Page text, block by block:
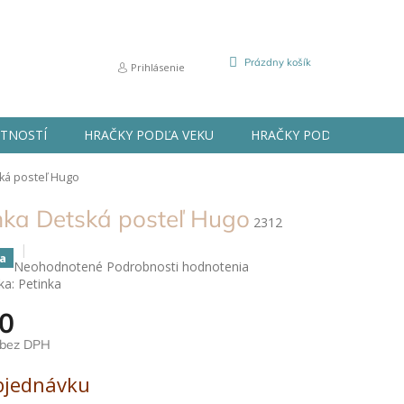
Prihlásenie
NÁKUPNÝ
Prázdny košík
HRAČKY PODĽA VEKU HRAČKY PODĽA
posteľ Hugo
Detská posteľ Hugo 2312
Priemerné
hodnotenie
je
z
hviezdičiek.
Neohodnotené Podrobnosti hodnotenia
Petinka
DPH